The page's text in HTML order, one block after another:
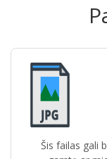
Šis failas gali